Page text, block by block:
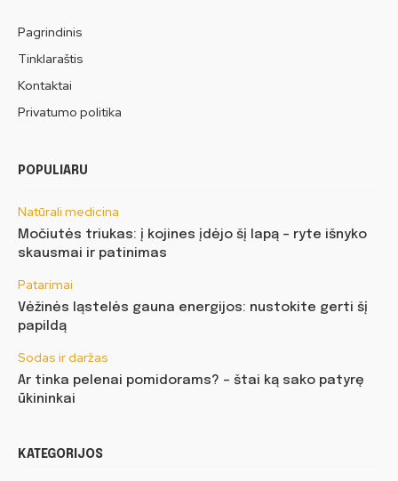
Pagrindinis
Tinklaraštis
Kontaktai
Privatumo politika
POPULIARU
Natūrali medicina
Močiutės triukas: į kojines įdėjo šį lapą – ryte išnyko
skausmai ir patinimas
Patarimai
Vėžinės ląstelės gauna energijos: nustokite gerti šį
papildą
Sodas ir daržas
Ar tinka pelenai pomidorams? – štai ką sako patyrę
ūkininkai
KATEGORIJOS